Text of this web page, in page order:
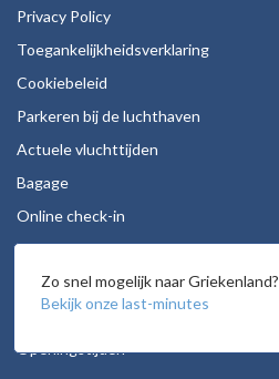
Privacy Policy
Toegankelijkheidsverklaring
Cookiebeleid
Parkeren bij de luchthaven
Actuele vluchttijden
Bagage
Online check-in
Stoelreservering
Autohuur
Vacatures
Openingstijden
Zo snel mogelijk naar Griekenland?
Bekijk onze last-minutes